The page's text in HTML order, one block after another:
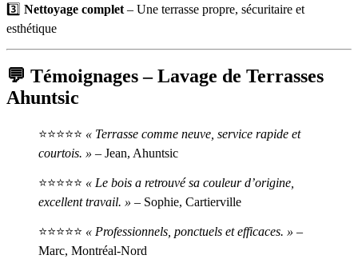
3️⃣ Nettoyage complet – Une terrasse propre, sécuritaire et
esthétique
💬 Témoignages – Lavage de Terrasses
Ahuntsic
⭐⭐⭐⭐⭐ « Terrasse comme neuve, service rapide et
courtois. » – Jean, Ahuntsic
⭐⭐⭐⭐⭐ « Le bois a retrouvé sa couleur d’origine,
excellent travail. » – Sophie, Cartierville
⭐⭐⭐⭐⭐ « Professionnels, ponctuels et efficaces. » –
Marc, Montréal-Nord